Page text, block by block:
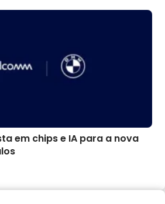
em chips e IA para a nova